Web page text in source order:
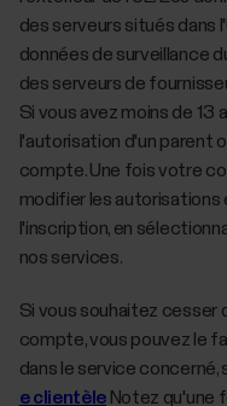
des serveurs situés dans
données de surveillance
des serveurs de
Si vous avez moins de 13
l'autorisation d'un parent
compte. Une fois votre
modifier les autorisations
l'inscription, en
nos services.
Si vous souhaitez
compte, vous pouvez le
dans le service
e clientèle Notez qu'une